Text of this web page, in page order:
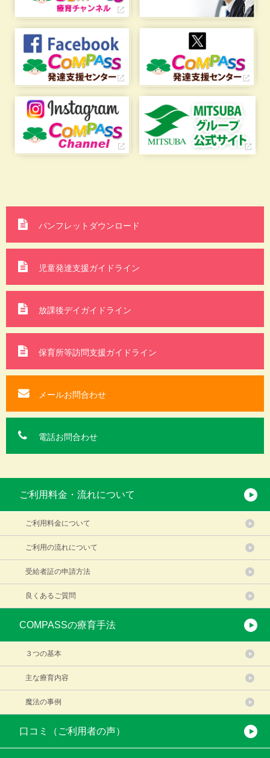
ご利用料金・流れについて
ご利用料金について
ご利用の流れについて
受給者証の申請方法
良くあるご質問
COMPASSの療育手法
３つの基本
主な療育内容
魔法の事例
口コミ（ご利用者の声）
パンフレットダウンロード
児童発達支援ガイドライン
放課後デイガイドライン
保育所等訪問支援ガイドライン
メールお問合わせ
電話お問合わせ